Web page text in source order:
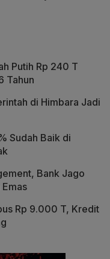
Putih Rp 240 T
Tahun
di Himbara Jadi
Sudah Baik di
Bank Jago
Rp 9.000 T, Kredit